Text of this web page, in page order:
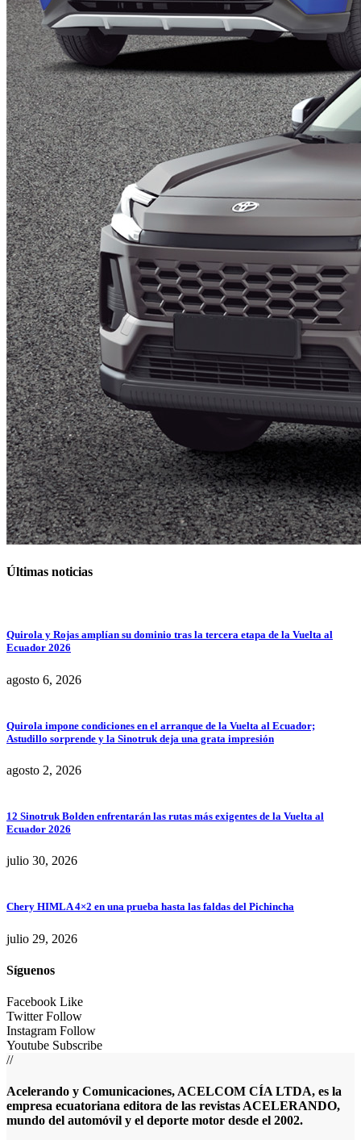
Últimas noticias
Quirola y Rojas amplían su dominio tras la tercera etapa de la Vuelta al
Ecuador 2026
agosto 6, 2026
Quirola impone condiciones en el arranque de la Vuelta al Ecuador;
Astudillo sorprende y la Sinotruk deja una grata impresión
agosto 2, 2026
12 Sinotruk Bolden enfrentarán las rutas más exigentes de la Vuelta al
Ecuador 2026
julio 30, 2026
Chery HIMLA 4×2 en una prueba hasta las faldas del Pichincha
julio 29, 2026
Síguenos
Facebook Like
Twitter Follow
Instagram Follow
Youtube Subscribe
//
Acelerando y Comunicaciones, ACELCOM CÍA LTDA, es la
empresa ecuatoriana editora de las revistas ACELERANDO,
mundo del automóvil y el deporte motor desde el 2002.